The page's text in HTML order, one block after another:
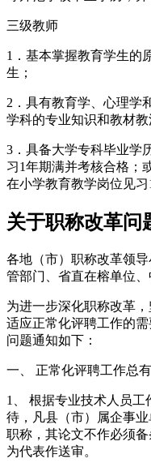
三级教师
1．基本掌握教育学生的
生；
2．具有教育学、心理学
学科的专业知识和教材
3．具备大学专科毕业学
习1年期满并考核合格；
在小学教育教学岗位见习
关于职称改革问
各地（市）职称改革领
管部门、省直在榕单位、
为进一步深化职称改革
适应正常化评聘工作的
问题通知如下：
一、 正常化评聘工作总
1、 根据专业技术人员
待，凡县（市）属企事
职称，其论文不作必须
为代表作送审。